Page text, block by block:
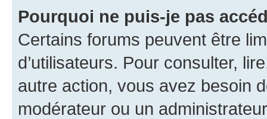
Pourquoi ne puis-je pas
Certains forums peuvent être
d’utilisateurs. Pour consulter,
autre action, vous avez besoin
modérateur ou un